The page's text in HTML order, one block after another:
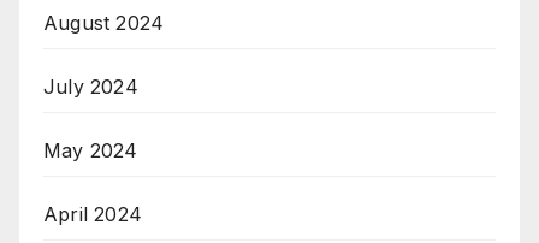
August 2024
July 2024
May 2024
April 2024